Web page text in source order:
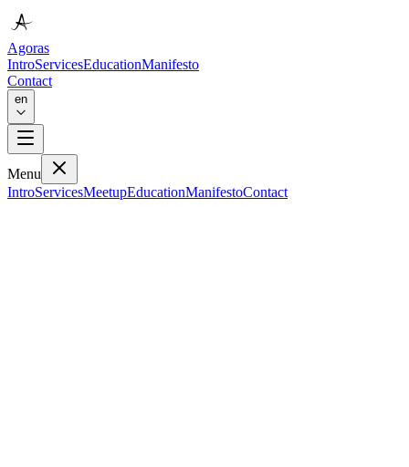
Agoras
IntroServicesEducationManifesto
Contact
en
Menu
IntroServicesMeetupEducationManifestoContact